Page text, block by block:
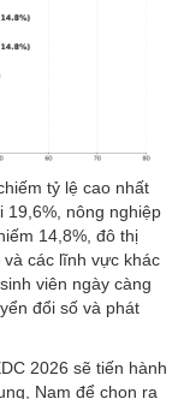
tỷ lệ cao nhất
19,6%, nông nghiệp
14,8%, đô thị
các lĩnh vực khác
viên ngày càng
đổi số và phát
2026 sẽ tiến hành
Nam để chọn ra